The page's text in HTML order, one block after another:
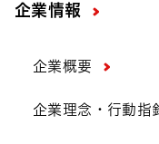
企業情報
企業概要
企業理念・行動指